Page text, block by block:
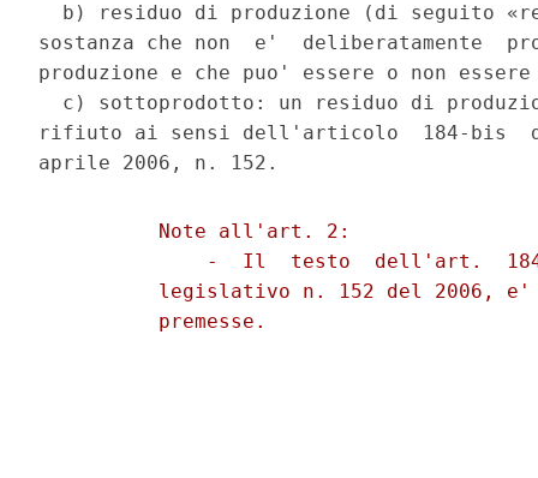
b) residuo di produzione (di seguito
sostanza che non  e'  deliberatamente
produzione e che puo' essere o non
c) sottoprodotto: un residuo di
rifiuto ai sensi dell'articolo  184-bis
          Note all'art. 2:
-  Il  testo  dell'art.
legislativo n. 152 del 2006,